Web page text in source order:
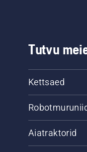
Tutvu
Kettsaed
Aiatraktorid